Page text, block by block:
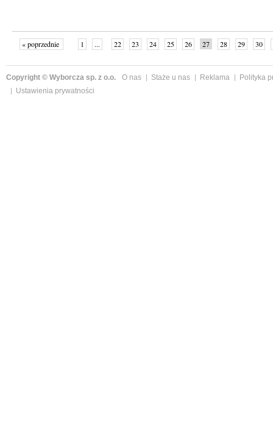
« poprzednie 1 ... 22 23 24 25 26 27 28 29 30
Copyright © Wyborcza sp. z o.o. O nas Staże u nas Reklama
Polityka
Ustawienia prywatności